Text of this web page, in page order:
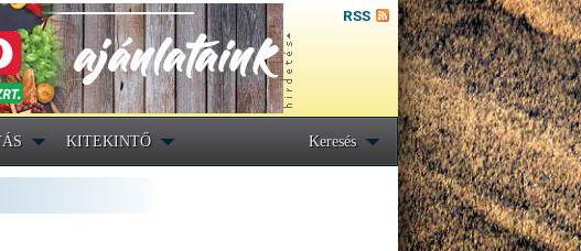
RSS
KITEKINTŐ Keresés